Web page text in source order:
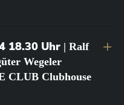
18.30 Uhr | Ralf
Wegeler
CLUB Clubhouse